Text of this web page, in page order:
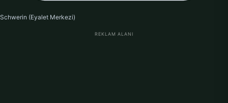
Schwerin (Eyalet Merkezi)
REKLAM ALANI